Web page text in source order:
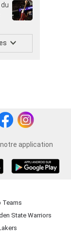
application
Teams
State Warriors